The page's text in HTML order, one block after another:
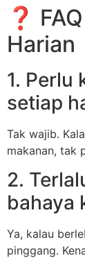
❓
Harian
1. Perlu
setiap
Tak wajib.
makanan, tak
2.
bahaya
Ya, kalau
pinggang.